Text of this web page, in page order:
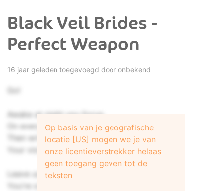
Black Veil Brides -
Perfect Weapon
16 jaar geleden toegevoegd door onbekend
Awake at night you focus,
On everyone whose hurt you,
Then write a list of targets,
Your violent lack of virtue.
Leave us alone!
You're on your own!
Op basis van je geografische
locatie [US] mogen we je van
onze licentieverstrekker helaas
geen toegang geven tot de
teksten